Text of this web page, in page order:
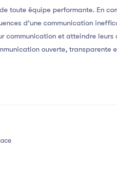
toute équipe performante. En
d’une communication
communication et atteindre
ouverte, transparente